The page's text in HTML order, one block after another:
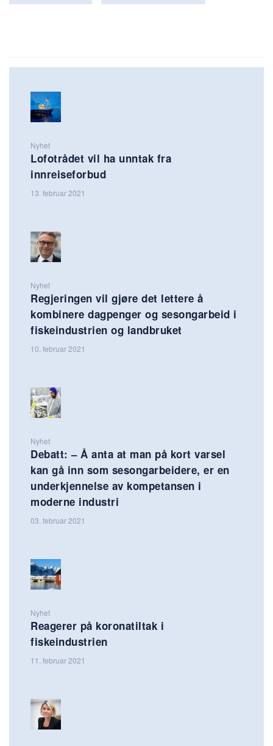
Nyhet
Lofotrådet vil ha unntak fra
innreiseforbud
13. februar 2021
Nyhet
Regjeringen vil gjøre det lettere å
kombinere dagpenger og sesongarbeid i
fiskeindustrien og landbruket
10. februar 2021
Nyhet
Debatt: – Å anta at man på kort varsel
kan gå inn som sesongarbeidere, er en
underkjennelse av kompetansen i
moderne industri
03. februar 2021
Nyhet
Reagerer på koronatiltak i
fiskeindustrien
11. februar 2021